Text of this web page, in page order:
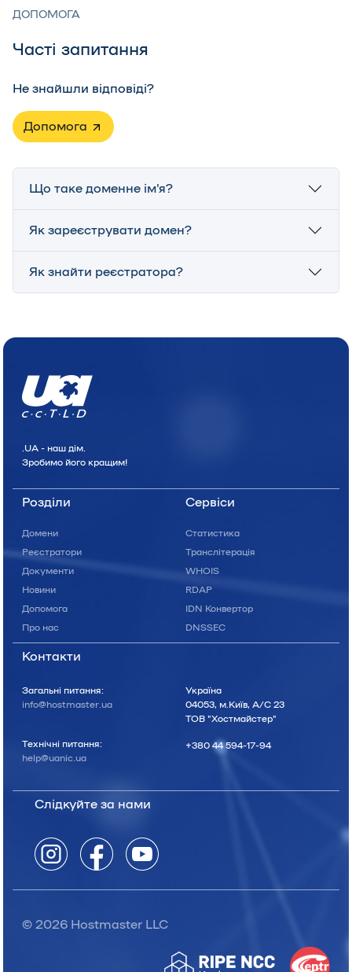
ДОПОМОГА
Часті запитання
Не знайшли відповіді?
Допомога
Що таке доменне ім'я?
Як зареєструвати домен?
Як знайти реєстратора?
.UA - наш дiм.
Зробимо його кращим!
Розділи
Домени
Реєстратори
Документи
Новини
Допомога
Про нас
Сервіси
Статистика
Транслітерація
WHOIS
RDAP
IDN Конвертор
DNSSEC
Контакти
Загальні питання:
info@hostmaster.ua
Технічні питання:
help@uanic.ua
Україна
04053, м.Київ, А/С 23
ТОВ "Хостмайстер"
+380 44 594-17-94
Слідкуйте за нами
© 2026 Hostmaster LLC